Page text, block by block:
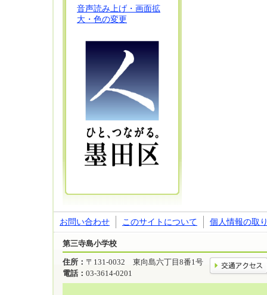
音声読み上げ・画面拡
大・色の変更
お問い合わせ このサイトについて 個人情報の取
第三寺島小学校
住所： 〒131-0032 東向島六丁目8番1号
電話： 03-3614-0201